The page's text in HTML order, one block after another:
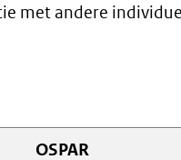
in
met andere
OSPAR